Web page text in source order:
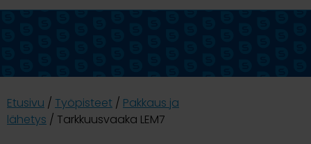
Etusivu / Työpisteet / Pakkaus ja
lähetys / Tarkkuusvaaka LEM7